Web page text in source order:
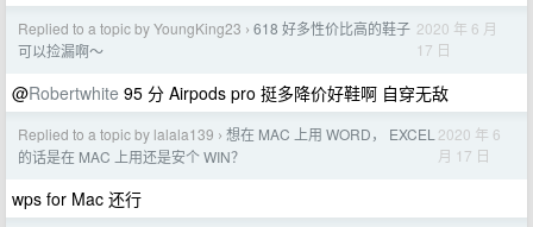
Replied to a topic by YoungKing23 › 618 好多性价比高的鞋子
可以捡漏啊～
2020 年 6 月
17 日
@Robertwhite 95 分 Airpods pro 挺多降价好鞋啊 自穿无敌
Replied to a topic by lalala139 › 想在 MAC 上用 WORD， EXCEL
的话是在 MAC 上用还是安个 WIN？
2020 年 6
月 17 日
wps for Mac 还行